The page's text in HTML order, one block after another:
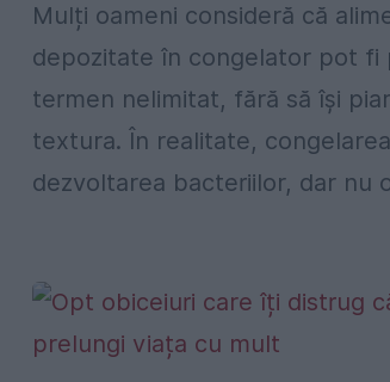
Mulți oameni consideră că
depozitate în congelator pot fi
termen nelimitat, fără să își
textura. În realitate,
dezvoltarea bacteriilor, dar nu